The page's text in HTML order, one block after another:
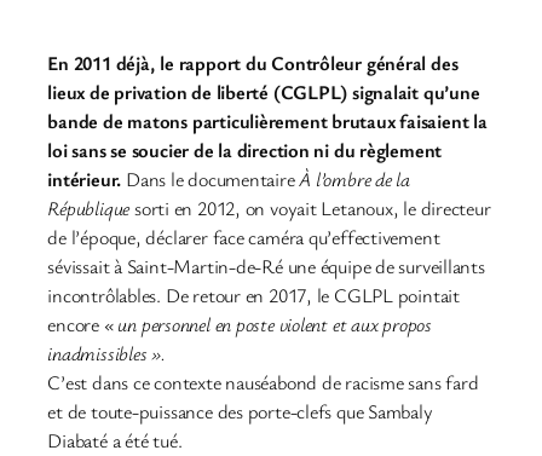
En 2011 déjà, le rapport du Contrôleur général des
lieux de privation de liberté (CGLPL) signalait qu’une
bande de matons particulièrement brutaux faisaient la
loi sans se soucier de la direction ni du règlement
intérieur. Dans le documentaireÀ l’ombre de la
Républiquesorti en 2012, on voyait Letanoux, le directeur
de l’époque, déclarer face caméra qu’effectivement
sévissait à Saint-Martin-de-Ré une équipe de surveillants
incontrôlables. De retour en 2017, le CGLPL pointait
encore « un personnel en poste violent et aux propos
inadmissibles ».
C’est dans ce contexte nauséabond de racisme sans fard
et de toute-puissance des porte-clefs que Sambaly
Diabaté a été tué.